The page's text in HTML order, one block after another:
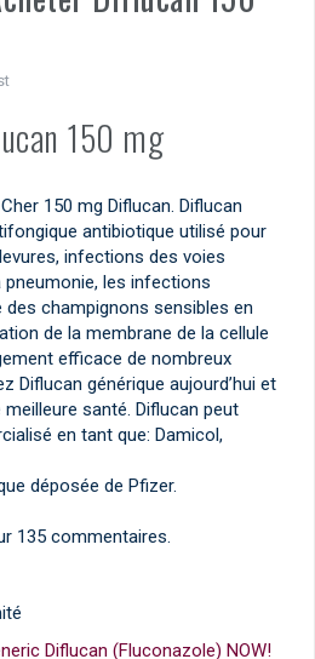
150 mg
150 mg Diflucan. Diflucan
antibiotique utilisé pour
infections des voies
pneumonie, les infections
champignons sensibles en
de la membrane de la cellule
efficace de nombreux
Diflucan générique aujourd’hui et
meilleure santé. Diflucan peut
en tant que: Damicol,
déposée de Pfizer.
135 commentaires.
Diflucan (Fluconazole) NOW!